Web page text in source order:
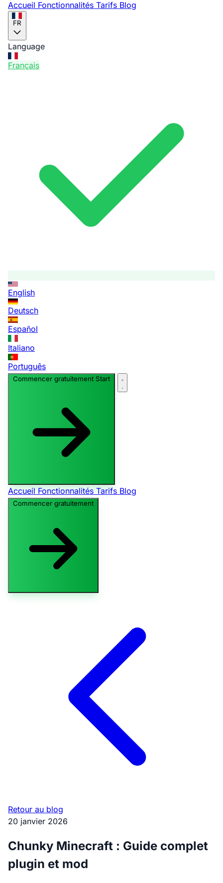
Accueil Fonctionnalités Tarifs Blog
FR
Language
Français
English
Deutsch
Español
Italiano
Português
Commencer gratuitement Start
AccueilFonctionnalitésTarifs Blog
Retour au blog
20 janvier 2026
Chunky Minecraft : Guide complet
plugin et mod